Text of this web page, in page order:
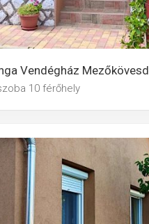
Vendégház Mezőkövesd
10 férőhely